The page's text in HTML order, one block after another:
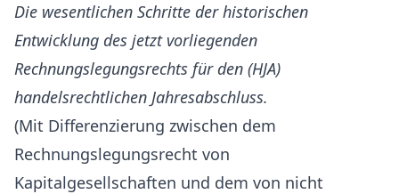
Die wesentlichen Schritte der historischen
Entwicklung des jetzt vorliegenden
Rechnungslegungsrechts für den (HJA)
handelsrechtlichen Jahresabschluss.
(Mit Differenzierung zwischen dem
Rechnungslegungsrecht von
Kapitalgesellschaften und dem von nicht